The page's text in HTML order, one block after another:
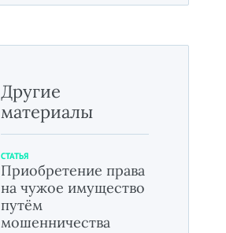
Другие
материалы
СТАТЬЯ
Приобретение права
на чужое имущество
путём
мошенничества